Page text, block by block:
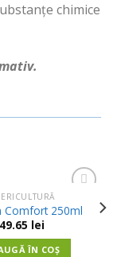
chimice
in
Comfort 250ml
49.65 lei
ÎN COȘ